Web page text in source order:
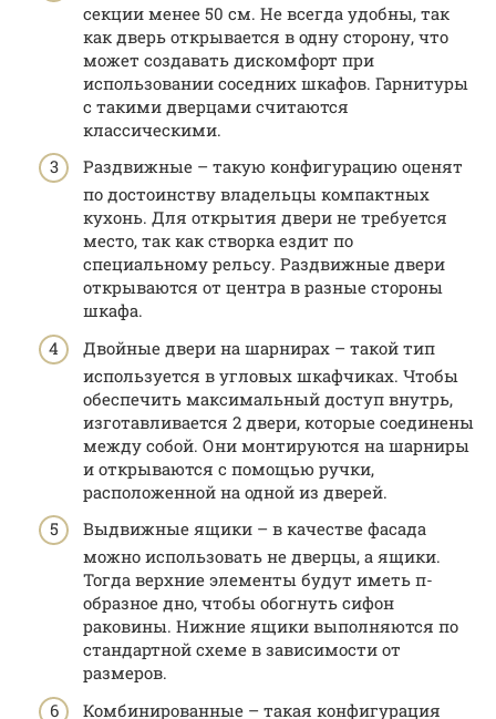
секции менее 50 см. Не всегда удобны, так
как дверь открывается в одну сторону, что
может создавать дискомфорт при
использовании соседних шкафов. Гарнитуры
с такими дверцами считаются
классическими.
Раздвижные – такую конфигурацию оценят
по достоинству владельцы компактных
кухонь. Для открытия двери не требуется
место, так как створка ездит по
специальному рельсу. Раздвижные двери
открываются от центра в разные стороны
шкафа.
Двойные двери на шарнирах – такой тип
используется в угловых шкафчиках. Чтобы
обеспечить максимальный доступ внутрь,
изготавливается 2 двери, которые соединены
между собой. Они монтируются на шарниры
и открываются с помощью ручки,
расположенной на одной из дверей.
Выдвижные ящики – в качестве фасада
можно использовать не дверцы, а ящики.
Тогда верхние элементы будут иметь п-
образное дно, чтобы обогнуть сифон
раковины. Нижние ящики выполняются по
стандартной схеме в зависимости от
размеров.
Комбинированные – такая конфигурация